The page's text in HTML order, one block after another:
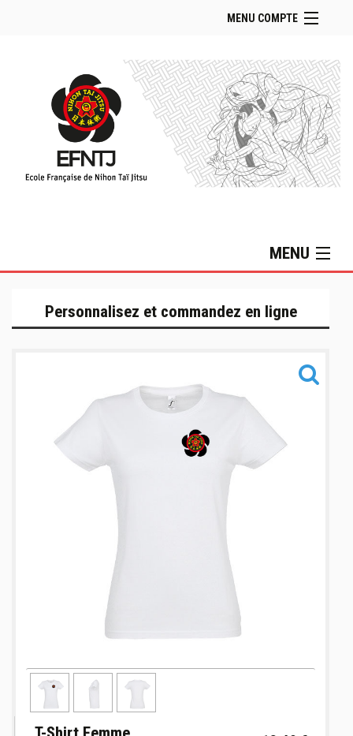
MENU COMPTE
Retour Site EFNTJ
Se connecter
Panier (vide)
MENU
Collection MIZUNO
Personnalisez et commandez en ligne